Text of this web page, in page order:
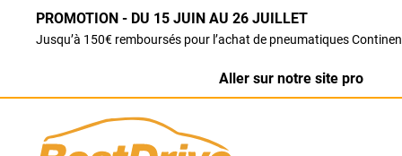
PROMOTION - DU 15 JUIN AU 26 JUILLET
Jusqu’à 150€ remboursés pour l’achat de pneumatiques
Aller sur notre site pro